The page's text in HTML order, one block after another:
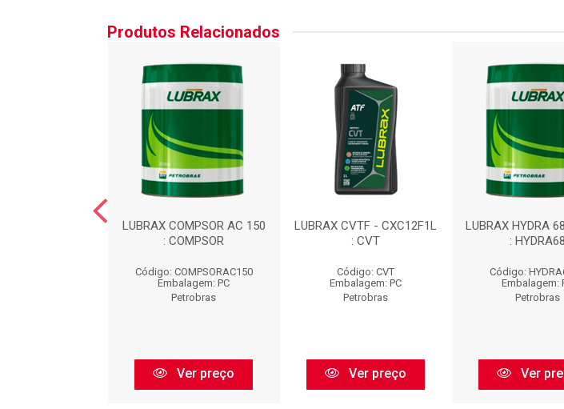
Produtos Relacionados
LUBRAX COMPSOR AC 150
: COMPSOR
Código: COMPSORAC150
Embalagem: PC
Petrobras
Ver preço
LUBRAX CVTF - CXC12F1L
: CVT
Código: CVT
Embalagem: PC
Petrobras
Ver preço
LUBRAX HYDRA
: HYDRA68
Código:
Embalagem:
Petrobras
Ver